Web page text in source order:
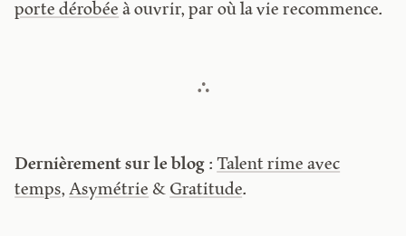
porte dérobée à ouvrir, par où la vie recommence.
Dernièrement sur le blog : Talent rime avec
temps,Asymétrie & Gratitude.